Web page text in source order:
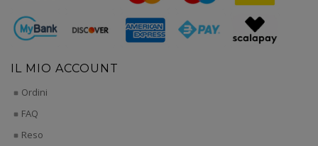
IL MIO ACCOUNT
Ordini
FAQ
Reso